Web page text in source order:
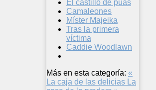
El castillo de púas
Camaleones
Míster Majeika
Tras la primera
víctima
Caddie Woodlawn
Más en esta categoría: «
La caja de las delicias La